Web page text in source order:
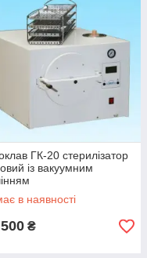
ГК-20 стерилізатор
із вакуумним
в наявності
₴